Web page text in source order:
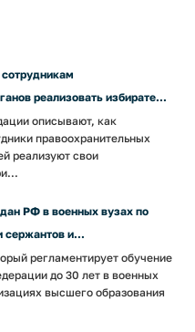
реализовать избирате...
описывают, как
правоохранительных
реализуют свои
РФ в военных вузах по
сержантов и...
регламентирует обучение
до 30 лет в военных
высшего образования